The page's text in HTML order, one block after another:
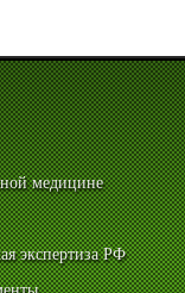
медицине
экспертиза РФ